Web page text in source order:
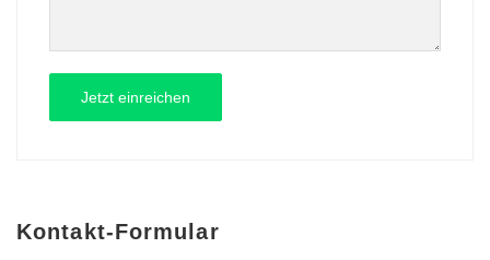
Kontakt-Formular